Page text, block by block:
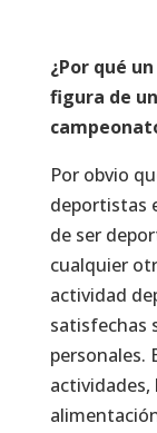
¿Por qué
figura de
Por obvio
deportistas
de ser
cualquier
actividad
satisfechas
personales.
actividades,